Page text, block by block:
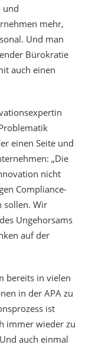
und
mehr,
Und man
Bürokratie
auch einen
einen Seite und
„Die
nicht
Compliance-
sollen. Wir
Ungehorsams
auf der
bereits in vielen
in der APA zu
ist
immer wieder zu
auch einmal